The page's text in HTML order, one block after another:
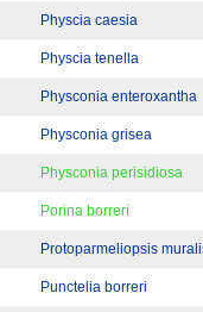
Physcia caesia
Physcia tenella
Physconia enteroxantha
Physconia grisea
Physconia perisidiosa
Porina borreri
Protoparmeliopsis
Punctelia borreri